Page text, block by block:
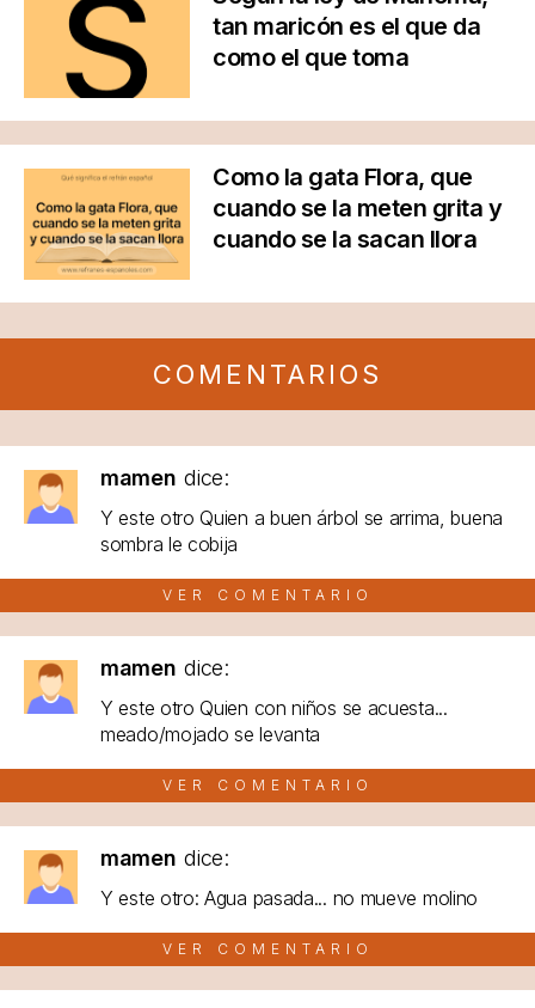
tan maricón es el que da
como el que toma
Como la gata Flora, que
cuando se la meten grita y
cuando se la sacan llora
COMENTARIOS
mamen dice:
Y este otro Quien a buen árbol se arrima, buena
sombra le cobija
VER COMENTARIO
mamen dice:
Y este otro Quien con niños se acuesta...
meado/mojado se levanta
VER COMENTARIO
mamen dice:
Y este otro: Agua pasada... no mueve molino
VER COMENTARIO